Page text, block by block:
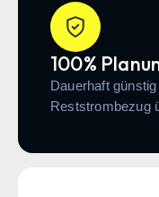
100%
Dauerhaft
Reststrombezug